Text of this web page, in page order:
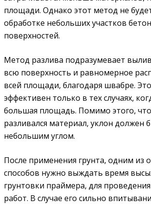
площади. Однако этот метод не
обработке небольших участков
поверхностей.
Метод разлива подразумевает
всю поверхность и равномерное
всей площади, благодаря швабре.
эффективен только в тех случаях,
большая площадь. Помимо этого,
разливался материал, уклон должен
небольшим углом.
После применения грунта, одним из
способов нужно выждать время
грунтовки праймера, для
работ. В случае его сильно